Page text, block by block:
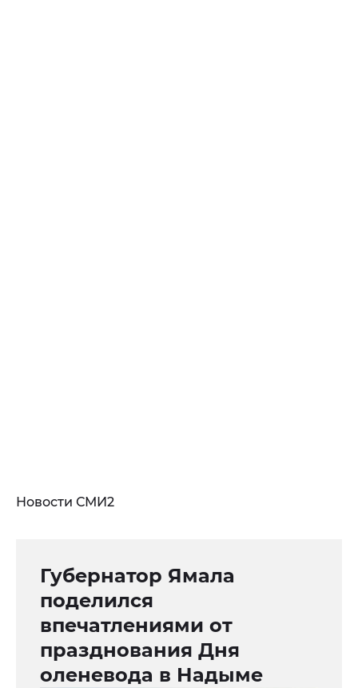
Новости СМИ2
Губернатор Ямала
поделился
впечатлениями от
празднования Дня
оленевода в Надыме